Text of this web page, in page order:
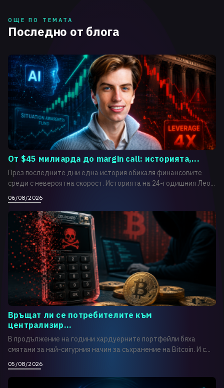
ОЩЕ ПО ТЕМАТА
Последно от блога
От $45 милиарда до margin call: историята,...
През последните дни една история обикаля финансовите
среди с невероятна скорост. Историята на 24-годишния Лео...
06/08/2026
Връщат ли се потребителите към
централизир...
В продължение на години хардуерните портфейли бяха
смятани за най-сигурния начин за съхранение на Bitcoin. И с...
05/08/2026